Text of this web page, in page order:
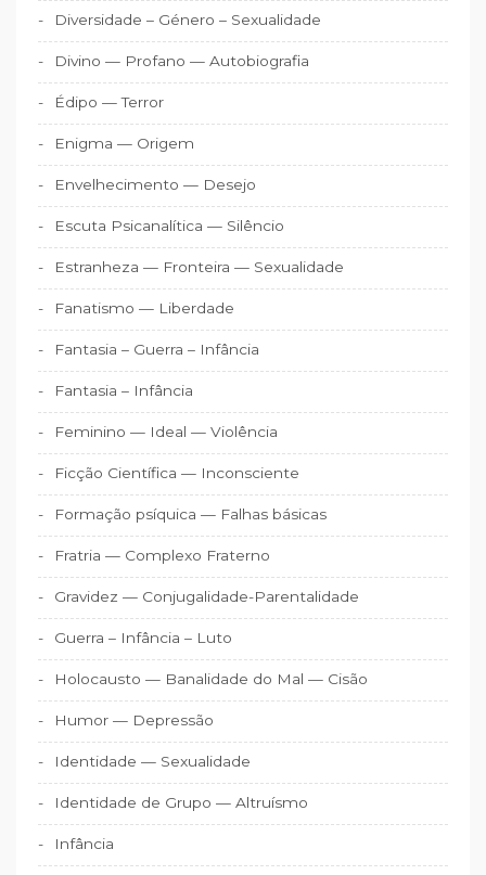
Diversidade – Género – Sexualidade
Divino — Profano — Autobiografia
Édipo — Terror
Enigma — Origem
Envelhecimento — Desejo
Escuta Psicanalítica — Silêncio
Estranheza — Fronteira — Sexualidade
Fanatismo — Liberdade
Fantasia – Guerra – Infância
Fantasia – Infância
Feminino — Ideal — Violência
Ficção Científica — Inconsciente
Formação psíquica — Falhas básicas
Fratria — Complexo Fraterno
Gravidez — Conjugalidade-Parentalidade
Guerra – Infância – Luto
Holocausto — Banalidade do Mal — Cisão
Humor — Depressão
Identidade — Sexualidade
Identidade de Grupo — Altruísmo
Infância